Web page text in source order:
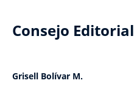
Consejo Editorial
Grisell Bolívar M.